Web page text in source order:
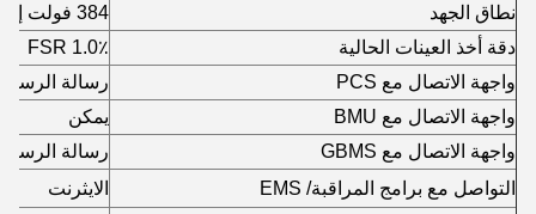
نطاق الجهد
384 فولت إلى 1000 فولت
دقة أخذ العينات الحالية
1.0٪ FSR
واجهة الاتصال مع PCS
رسالة الرسائل
واجهة الاتصال مع BMU
يمكن
واجهة الاتصال مع GBMS
رسالة الرسائل
التواصل مع برامج المراقبة/ EMS
الايثرنت